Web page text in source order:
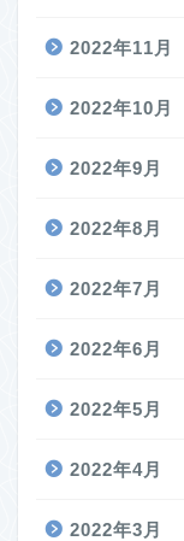
2022年11月
2022年10月
2022年9月
2022年8月
2022年7月
2022年6月
2022年5月
2022年4月
2022年3月